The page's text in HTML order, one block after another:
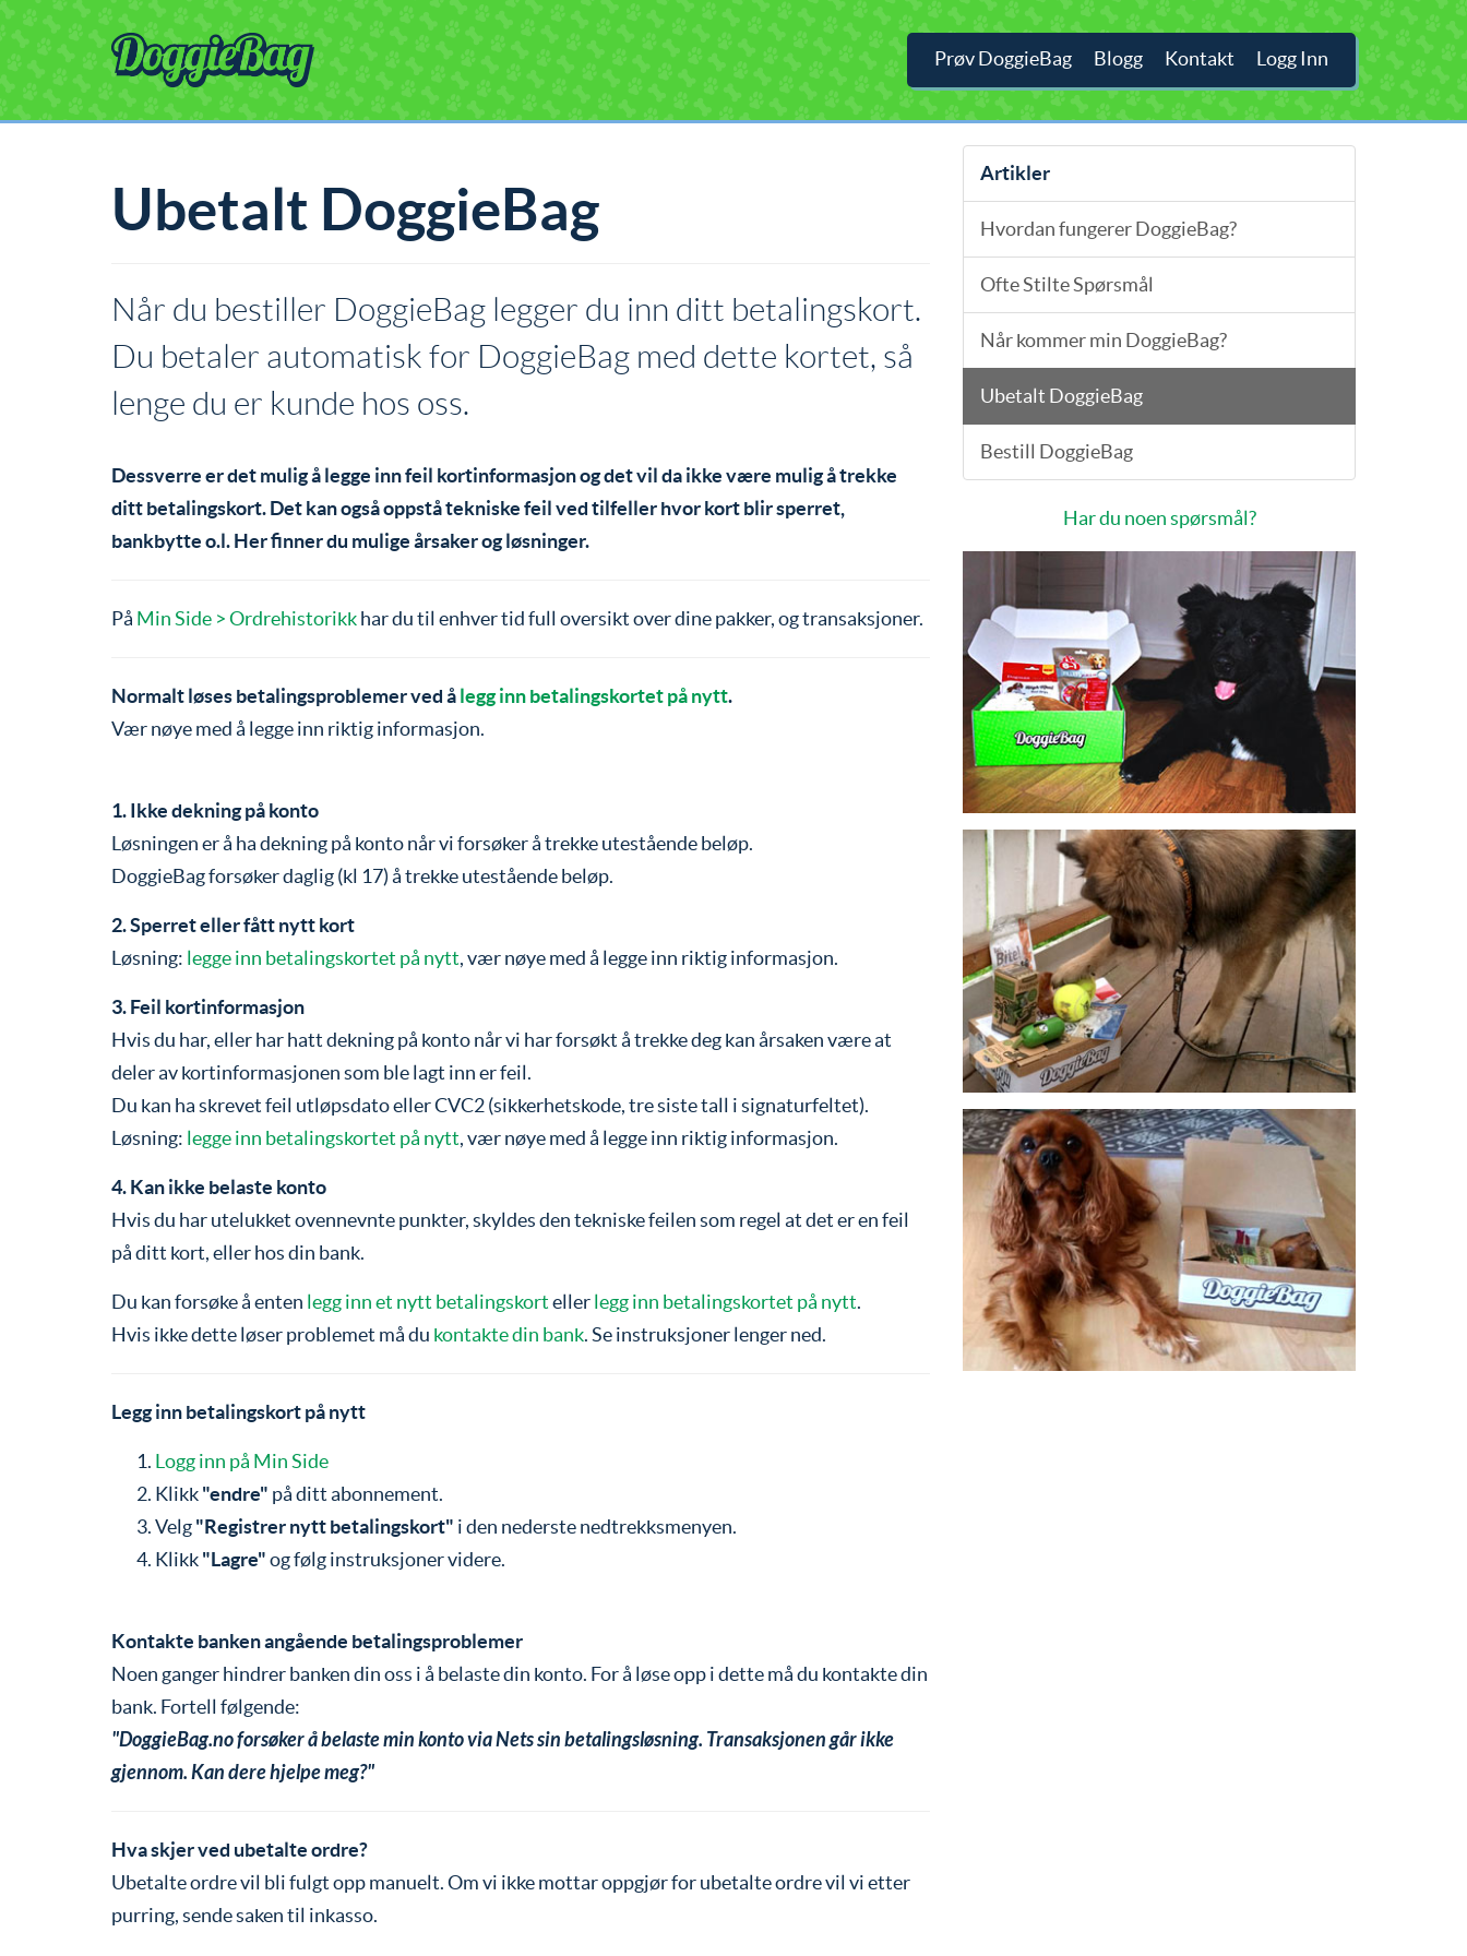
Prøv DoggieBag Blogg Kontakt Logg Inn
Ubetalt DoggieBag
Når du bestiller DoggieBag legger du inn ditt betalingskort.
Du betaler automatisk for DoggieBag med dette kortet, så
lenge du er kunde hos oss.
Dessverre er det mulig å legge inn feil kortinformasjon og det vil da ikke være mulig å trekke
ditt betalingskort. Det kan også oppstå tekniske feil ved tilfeller hvor kort blir sperret,
bankbytte o.l. Her finner du mulige årsaker og løsninger.
På Min Side > Ordrehistorikkhar du til enhver tid full oversikt over dine pakker, og transaksjoner.
Normalt løses betalingsproblemer ved ålegg inn betalingskortet på nytt.
Vær nøye med å legge inn riktig informasjon.
1. Ikke dekning på konto
Løsningen er å ha dekning på konto når vi forsøker å trekke utestående beløp.
DoggieBag forsøker daglig (kl 17) å trekke utestående beløp.
2. Sperret eller fått nytt kort
Løsning: legge inn betalingskortet på nytt, vær nøye med å legge inn riktig informasjon.
3. Feil kortinformasjon
Hvis du har, eller har hatt dekning på konto når vi har forsøkt å trekke deg kan årsaken være at
deler av kortinformasjonen som ble lagt inn er feil.
Du kan ha skrevet feil utløpsdato eller CVC2 (sikkerhetskode, tre siste tall i signaturfeltet).
Løsning: legge inn betalingskortet på nytt, vær nøye med å legge inn riktig informasjon.
4. Kan ikke belaste konto
Hvis du har utelukket ovennevnte punkter, skyldes den tekniske feilen som regel at det er en feil
på ditt kort, eller hos din bank.
Du kan forsøke å enten legg inn et nytt betalingskortellerlegg inn betalingskortet på nytt.
Hvis ikke dette løser problemet må du kontakte din bank. Se instruksjoner lenger ned.
Legg inn betalingskort på nytt
Logg inn på Min Side
Klikk"endre" på ditt abonnement.
Velg"Registrer nytt betalingskort" i den nederste nedtrekksmenyen.
Klikk"Lagre"og følg instruksjoner videre.
Kontakte banken angående betalingsproblemer
Noen ganger hindrer banken din oss i å belaste din konto. For å løse opp i dette må du kontakte din
bank. Fortell følgende:
"DoggieBag.no forsøker å belaste min konto via Nets sin betalingsløsning. Transaksjonen går ikke
gjennom. Kan dere hjelpe meg?"
Hva skjer ved ubetalte ordre?
Ubetalte ordre vil bli fulgt opp manuelt. Om vi ikke mottar oppgjør for ubetalte ordre vil vi etter
purring, sende saken til inkasso.
Artikler
Hvordan fungerer DoggieBag?
Ofte Stilte Spørsmål
Når kommer min DoggieBag?
Ubetalt DoggieBag
Bestill DoggieBag
Har du noen spørsmål?